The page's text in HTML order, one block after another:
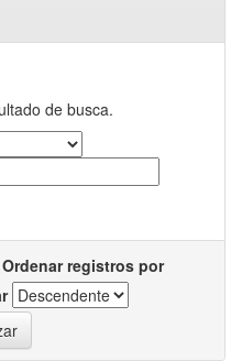
de busca.
Ordenar registros por